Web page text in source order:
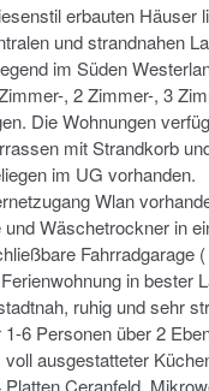
erbauten Häuser
und strandnahen
im Süden
, 2 Zimmer-, 3
Die Wohnungen
mit Strandkorb
im UG vorhanden.
Wlan
Wäschetrockner in
Fahrradgarage
in bester
ruhig und sehr
1-6 Personen über 2
ausgestatteter
Ceranfeld,